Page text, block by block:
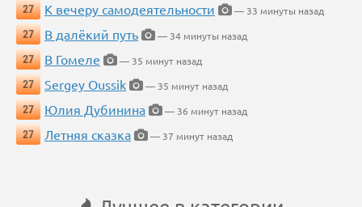
27
К вечеру самодеятельности
— 33 минуты назад
27
В далёкий путь
— 34 минуты назад
27
В Гомеле
— 35 минут назад
27
Sergey Oussik
— 35 минут назад
27
Юлия Дубинина
— 36 минут назад
27
Летняя сказка — 37 минут назад